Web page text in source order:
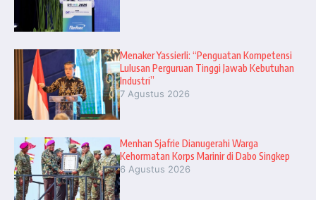
Menaker Yassierli: “Penguatan Kompetensi
Lulusan Perguruan Tinggi Jawab Kebutuhan
Industri”
7 Agustus 2026
Menhan Sjafrie Dianugerahi Warga
Kehormatan Korps Marinir di Dabo Singkep
6 Agustus 2026